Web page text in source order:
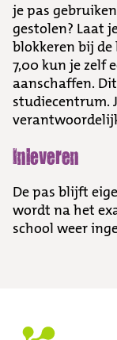
je pas
gestolen? Laat
blokkeren bij
7,00 kun je zelf
aanschaffen.
studiecentrum.
Inleveren
De pas blijft
wordt na het
school weer